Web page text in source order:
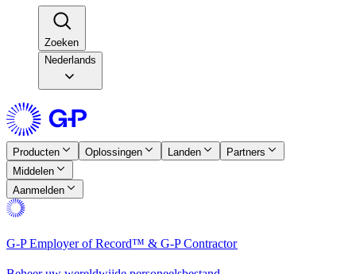
Zoeken​​
Nederlands
Producten​​ Oplossingen​​ Landen​​
Partners​​
Middelen​​
Aanmelden​​
G-P Employer of Record™ & G-P Contractor​​